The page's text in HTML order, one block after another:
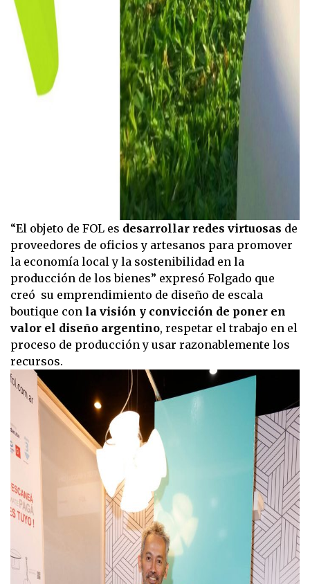
“El objeto de FOL es desarrollar redes virtuosas de
proveedores de oficios y artesanos para promover
la economía local y la sostenibilidad en la
producción de los bienes” expresó Folgado que
creó su emprendimiento de diseño de escala
boutique con la visión y convicción de poner en
valor el diseño argentino, respetar el trabajo en el
proceso de producción y usar razonablemente los
recursos.